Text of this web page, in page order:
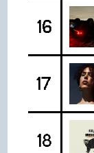
16
17
18